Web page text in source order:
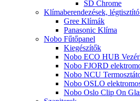
SD Chrome
Klímaberendezések,
Gree Klímák
Panasonic Klíma
Nobo Fűtőpanel
Kiegészítők
Nobo ECO HUB
Nobo FJORD
Nobo NCU
Nobo OSLO
Nobo Oslo Clip On